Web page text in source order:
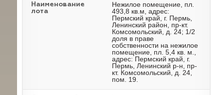
Наименование
лота
Нежилое помещение, пл.
493,8 кв.м, адрес:
Пермский край, г. Пермь,
Ленинский район, пр-кт.
Комсомольский, д. 24; 1/2
доля в праве
собственности на нежилое
помещение, пл. 5,4 кв. м.,
адрес: Пермский край, г.
Пермь, Ленинский р-н, пр-
кт. Комсомольский, д. 24,
пом. 19.